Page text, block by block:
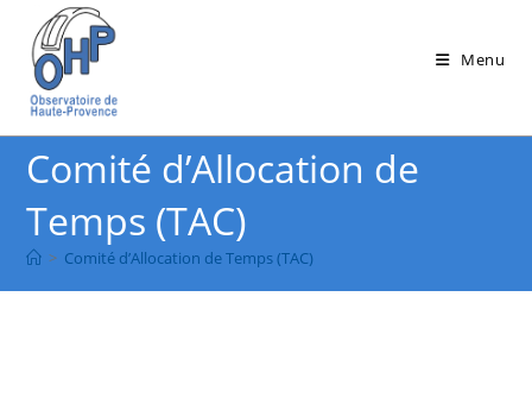
content
Menu
Comité d’Allocation de
Temps (TAC)
> Comité d’Allocation de Temps (TAC)